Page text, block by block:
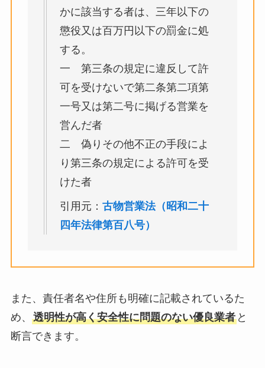
かに該当する者は、三年以下の
懲役又は百万円以下の罰金に処
する。
一 第三条の規定に違反して許
可を受けないで第二条第二項第
一号又は第二号に掲げる営業を
営んだ者
二 偽りその他不正の手段によ
り第三条の規定による許可を受
けた者
引用元： 古物営業法（昭和二十
四年法律第百八号）
また、責任者名や住所も明確に記載されているた
め、 透明性が高く安全性に問題のない優良業者と
断言できます。